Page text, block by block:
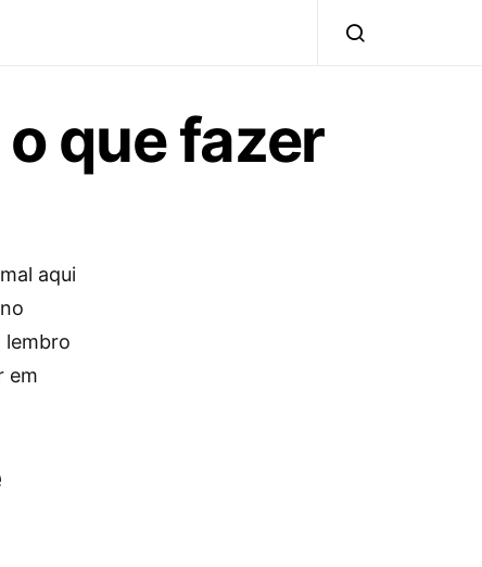
que fazer
aqui
lembro
em